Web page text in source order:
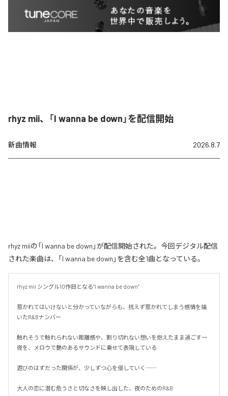
rhyz mii、「I wanna be down」を配信開始
新曲情報 2026.8.7
rhyz miiの「I wanna be down」が配信開始された。今回デジタル配信
された楽曲は、「I wanna be down」を含む全1曲となっている。
rhyz mii シングル10作目となる”I wanna be down”
惹かれてはいけないと分かっていながらも、抗えず惹かれてしまう感情を描
いたR&Bナンバー
触れそうで触れられない距離感や、割り切れない想いを抱えたまま過ごす一
夜を、メロウで艶のあるサウンドに乗せて表現している
遊びのはずだった関係が、少しずつ心を侵していく――
大人の恋に潜む危うさと切なさを映し出した、夜のためのR&B